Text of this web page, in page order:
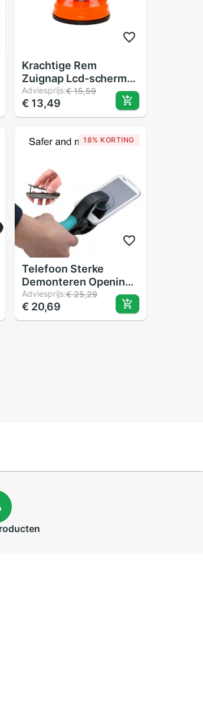
Krachtige Rem
Zuignap Lcd-scherm
Mobiele Telefoon
Demontage Tool Zuig
Screen Mobiele
Tool Accessoires
Adviesprijs:€ 15,59
€ 13,49
18% KORTING
Telefoon Sterke
Demonteren Opening
Lcd-scherm Tangen
Tool Plastic
Zuignappen Panel
Adviesprijs:€ 25,29
€ 20,69